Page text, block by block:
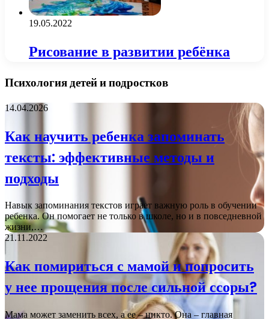
19.05.2022
Рисование в развитии ребёнка
Психология детей и подростков
14.04.2026
Как научить ребенка запоминать
тексты: эффективные методы и
подходы
Навык запоминания текстов играет важную роль в обучении
ребенка. Он помогает не только в школе, но и в повседневной
жизни,…
21.11.2022
Как помириться с мамой и попросить
у нее прощения после сильной ссоры?
Мама может заменить всех, а ее – никто. Она – главная